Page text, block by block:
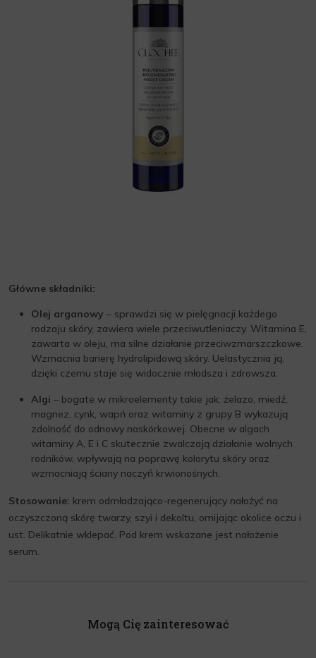
Główne składniki:
Olej arganowy – sprawdzi się w pielęgnacji każdego
rodzaju skóry, zawiera wiele przeciwutleniaczy. Witamina E,
zawarta w oleju, ma silne działanie przeciwzmarszczkowe.
Wzmacnia barierę hydrolipidową skóry. Uelastycznia ją,
dzięki czemu staje się widocznie młodsza i zdrowsza.
Algi – bogate w mikroelementy takie jak: żelazo, miedź,
magnez, cynk, wapń oraz witaminy z grupy B wykazują
zdolność do odnowy naskórkowej. Obecne w algach
witaminy A, E i C skutecznie zwalczają działanie wolnych
rodników, wpływają na poprawę kolorytu skóry oraz
wzmacniają ściany naczyń krwionośnych.
Stosowanie: krem odmładzająco-regenerujący nałożyć na
oczyszczoną skórę twarzy, szyi i dekoltu, omijając okolice oczu i
ust. Delikatnie wklepać. Pod krem wskazane jest nałożenie
serum.
Mogą Cię zainteresować